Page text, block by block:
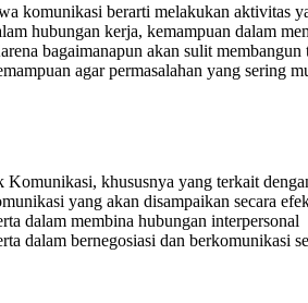
komunikasi berarti melakukan aktivitas
hubungan kerja, kemampuan dalam
bagaimanapun akan sulit
agar permasalahan yang sering
khususnya yang terkait
yang akan disampaikan secara
dalam membina hubungan interpersonal
dalam bernegosiasi dan berkomunikasi